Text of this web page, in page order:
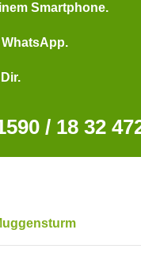
Smartphone.
/ 18 32